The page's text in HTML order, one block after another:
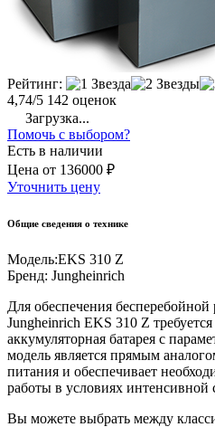
Рейтинг:
4,74/5 142 оценок
Загрузка...
Помочь с выбором?
Есть в наличии
Цена от 136000 ₽
Уточнить цену
Общие сведения о технике
Модель:EKS 310 Z
Бренд: Jungheinrich
Для обеспечения бесперебойной
Jungheinrich EKS 310 Z
аккумуляторная батарея с
модель является прямым
питания и обеспечивает
работы в условиях интенсивной
Вы можете выбрать между